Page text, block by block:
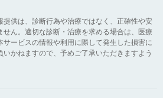
提供は、診断行為や治療ではなく、正確性や安
ん。適切な診断・治療を求める場合は、医療
ービスの情報や利用に際して発生した損害に
かねますので、予めご了承いただきますよう